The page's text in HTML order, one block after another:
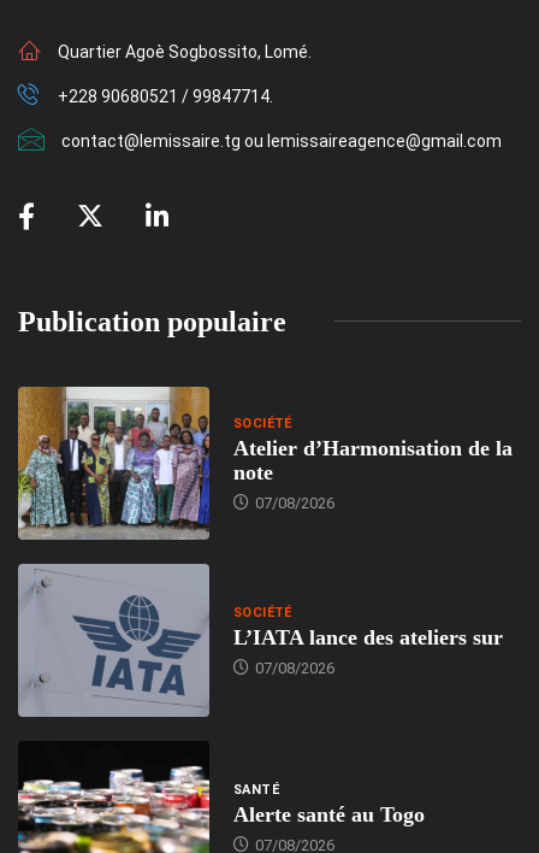
Quartier Agoè Sogbossito, Lomé.
+228 90680521 / 99847714.
contact@lemissaire.tg ou lemissaireagence@gmail.com
Publication populaire
SOCIÉTÉ
Atelier d’Harmonisation de la
note
07/08/2026
SOCIÉTÉ
L’IATA lance des ateliers sur
07/08/2026
SANTÉ
Alerte santé au Togo
07/08/2026